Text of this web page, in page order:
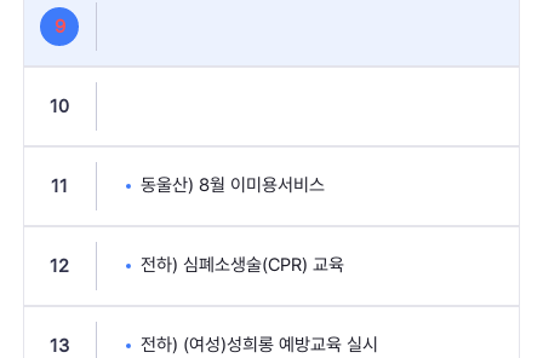
9
10
11 동울산) 8월 이미용서비스
12 전하) 심폐소생술(CPR) 교육
13 전하) (여성)성희롱 예방교육 실시